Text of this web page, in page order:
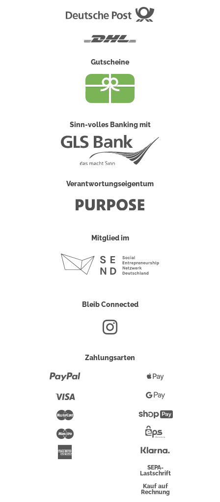
Gutscheine
Sinn-volles Banking mit
Verantwortungseigentum
Mitglied im
Bleib Connected
Zahlungsarten
Maestro
Pay
Google
Pay
Überweisung
SEPA-
Lastschrift
Kauf auf
Rechnung